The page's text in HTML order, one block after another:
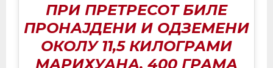
ПРИ ПРЕТРЕСОТ БИЛЕ
ПРОНАЈДЕНИ И ОДЗЕМЕНИ
ОКОЛУ 11,5 КИЛОГРАМИ
МАРИХУАНА, 400 ГРАМА